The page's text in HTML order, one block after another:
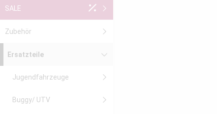
SALE
Zubehör
Ersatzteile
Jugendfahrzeuge
Buggy/ UTV